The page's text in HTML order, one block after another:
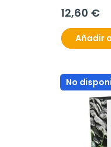
12,60 €
Añadir
No